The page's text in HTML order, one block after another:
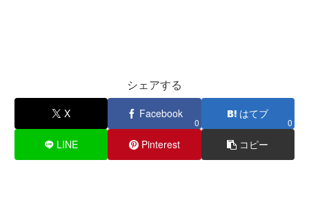
シェアする
X Facebook
0
はてブ
0
LINE Pinterest コピー